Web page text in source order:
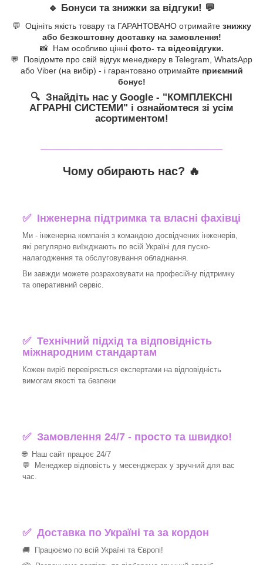
🔹 Бонуси та знижки за відгуки! 💬
💬 Оцініть якість товару та ГАРАНТОВАНО отримайте знижку
або безкоштовну доставку на замовлення!
📸 Нам особливо цінні фото- та відеовідгуки.
💬 Повідомте про свій відгук менеджеру в Telegram, WhatsApp
або Viber (на вибір) - і гарантовано отримайте приємний
бонус!
🔍 Знайдіть нас у Google - "КОМПЛЕКСНІ
АГРАРНІ СИСТЕМИ" і ознайомтеся зі усім
асортиментом!
Чому обирають нас? 🔥
✅ Інженерна підтримка та власні фахівці
Ми - інженерна компанія з командою досвідчених інженерів,
які регулярно виїжджають по всій Україні для пуско-
налагодження та обслуговування обладнання.
Ви завжди можете розраховувати на професійну підтримку
та оперативний сервіс.
✅ Технічний підхід та відповідність
міжнародним стандартам
Кожен виріб перевіряється експертами на відповідність
вимогам якості та безпеки
✅ Замовлення 24/7 - просто та швидко!
🌐 Наш сайт працює 24/7
💬 Менеджер відповість у месенджерах у зручний для вас
час.
✅Доставка по Україні та за кордон
🚚 Працюємо по всій Україні та Європі!